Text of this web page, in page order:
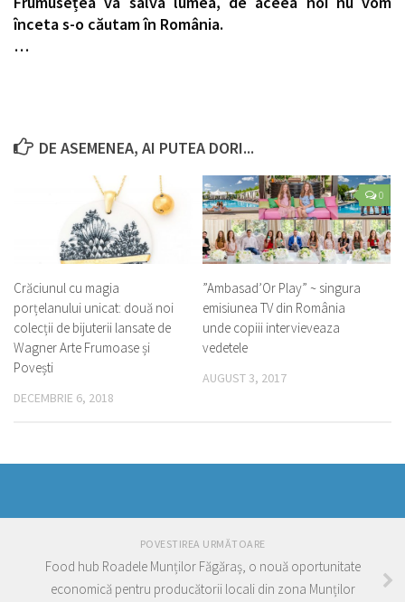
înceta s-o căutam în România.
…
DE ASEMENEA, AI PUTEA DORI...
Crăciunul cu magia
porțelanului unicat: două noi
colecții de bijuterii lansate de
Wagner Arte Frumoase și
Povești
DECEMBRIE 6, 2018
0
”Ambasad’Or Play” ~ singura
emisiunea TV din România
unde copiii intervieveaza
vedetele
AUGUST 3, 2017
POVESTIREA URMĂTOARE
Food hub Roadele Munților Făgăraș, o nouă oportunitate
economică pentru producătorii locali din zona Munților